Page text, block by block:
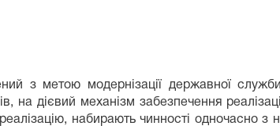
з метою модернізації державної
дієвий механізм забезпечення
набирають чинності одночасно